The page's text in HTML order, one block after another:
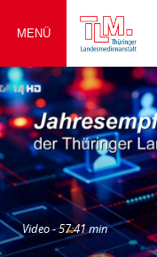
MENÜ
Video - 57:41 min